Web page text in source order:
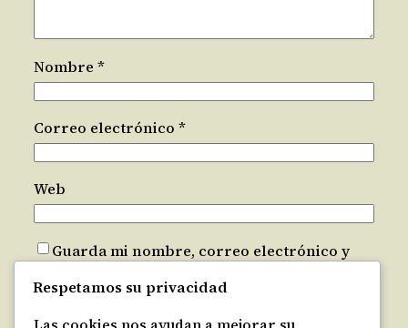
Nombre *
Correo electrónico *
Web
Guarda mi nombre, correo electrónico y
que comente.
Respetamos su privacidad